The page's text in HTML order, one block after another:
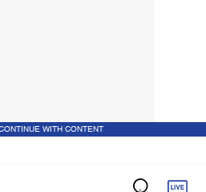
WITH CONTENT